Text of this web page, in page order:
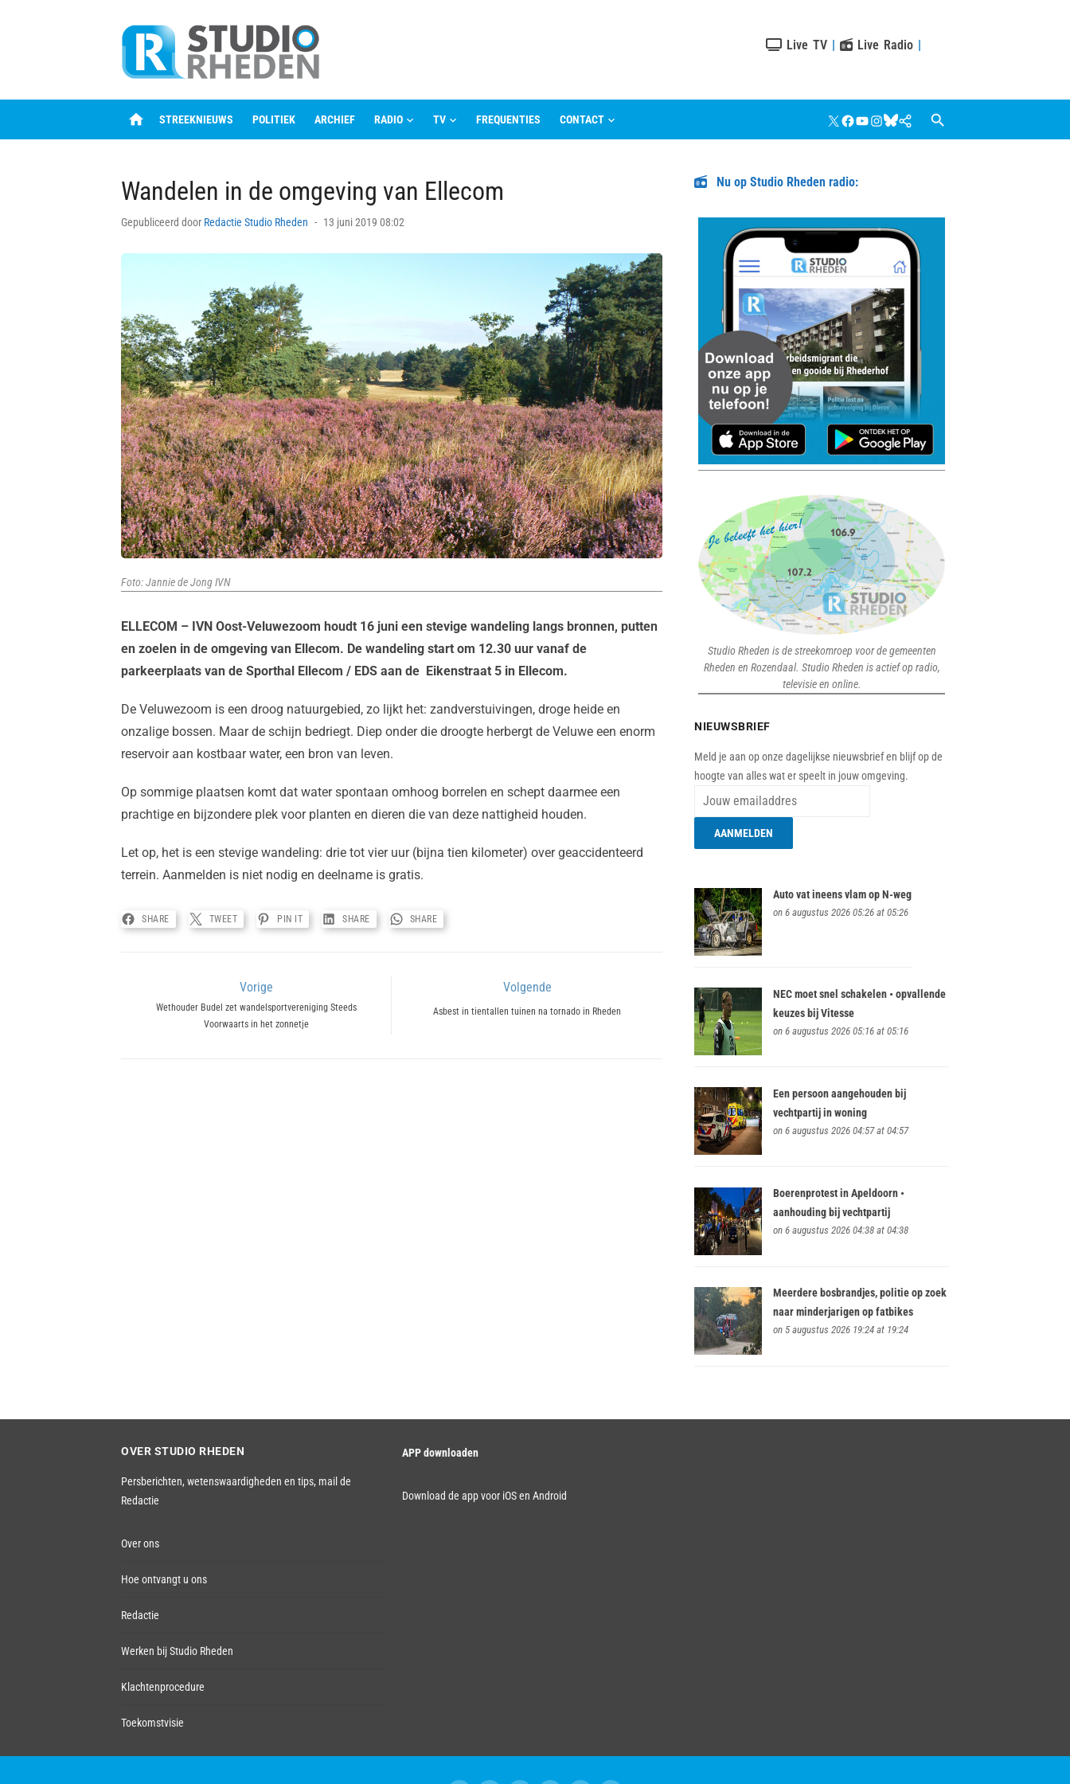
Live TV | Live Radio |
home STREEKNIEUWS POLITIEK ARCHIEF RADIO TV FREQUENTIES CONTACT X Facebook
YouTube
Instagram
Bluesky
Google
Nieuws
Wandelen in de omgeving van Ellecom
Gepubliceerd door Redactie Studio Rheden
Posted
13 juni 2019 08:02
Foto: Jannie de Jong IVN
ELLECOM – IVN Oost-Veluwezoom houdt 16 juni een stevige wandeling langs bronnen, putten
en zoelen in de omgeving van Ellecom. De wandeling start om 12.30 uur vanaf de
parkeerplaats van de Sporthal Ellecom / EDS aan de Eikenstraat 5 in Ellecom.
De Veluwezoom is een droog natuurgebied, zo lijkt het: zandverstuivingen, droge heide en
onzalige bossen. Maar de schijn bedriegt. Diep onder die droogte herbergt de Veluwe een enorm
reservoir aan kostbaar water, een bron van leven.
Op sommige plaatsen komt dat water spontaan omhoog borrelen en schept daarmee een
prachtige en bijzondere plek voor planten en dieren die van deze nattigheid houden.
Let op, het is een stevige wandeling: drie tot vier uur (bijna tien kilometer) over geaccidenteerd
terrein. Aanmelden is niet nodig en deelname is gratis.
SHARE TWEET PIN IT SHARE SHARE
navigatie
Vorige
Previous
Wethouder Budel zet wandelsportvereniging Steeds
Voorwaarts in het zonnetje
Volgende
Next
Asbest in tientallen tuinen na tornado in Rheden
Nu op Studio Rheden radio:
Studio Rheden is de streekomroep voor de gemeenten
Rheden en Rozendaal. Studio Rheden is actief op radio,
televisie en online.
NIEUWSBRIEF
Meld je aan op onze dagelijkse nieuwsbrief en blijf op de
hoogte van alles wat er speelt in jouw omgeving.
Auto vat ineens vlam op N-weg
on 6 augustus 2026 05:26 at 05:26
NEC moet snel schakelen • opvallende
keuzes bij Vitesse
on 6 augustus 2026 05:16 at 05:16
Een persoon aangehouden bij
vechtpartij in woning
on 6 augustus 2026 04:57 at 04:57
Boerenprotest in Apeldoorn •
aanhouding bij vechtpartij
on 6 augustus 2026 04:38 at 04:38
Meerdere bosbrandjes, politie op zoek
naar minderjarigen op fatbikes
on 5 augustus 2026 19:24 at 19:24
OVER STUDIO RHEDEN
Persberichten, wetenswaardigheden en tips, mail de
Redactie
Over ons
Hoe ontvangt u ons
Redactie
Werken bij Studio Rheden
Klachtenprocedure
Toekomstvisie
APP downloaden
Download de app voor iOS en Android